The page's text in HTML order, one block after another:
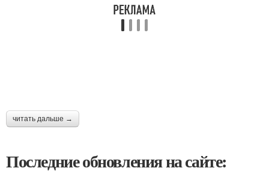
читать дальше →
Последние обновления на сайте: